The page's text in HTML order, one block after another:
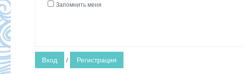
Запомнить меня
Вход / Регистрация